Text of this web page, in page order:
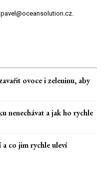
ovoce i zeleninu, aby
nenechávat a jak ho rychle
a co jim rychle uleví